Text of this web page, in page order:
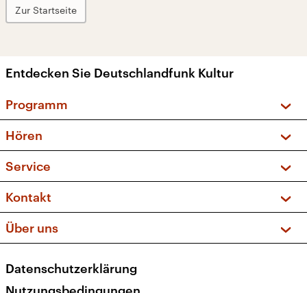
Zur Startseite
Entdecken Sie Deutschlandfunk Kultur
Programm
Sendungen und Podcasts
Musikliste
Kakadu – Das Kinderprogramm
Hören
Frequenzen (UKW + DAB+)
Service
FAQ
Apps
Newsletter
Veranstaltungen
Kontakt
Social Media
Über uns
Presse
Datenschutzerklärung